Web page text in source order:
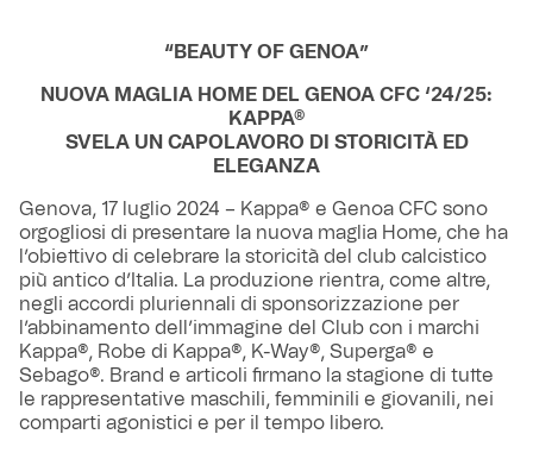
“BEAUTY OF GENOA”
NUOVA MAGLIA HOME DEL GENOA CFC ‘24/25:
KAPPA®
SVELA UN CAPOLAVORO DI STORICITÀ ED
ELEGANZA
Genova, 17 luglio 2024 – Kappa® e Genoa CFC sono
orgogliosi di presentare la nuova maglia Home, che ha
l’obiettivo di celebrare la storicità del club calcistico
più antico d’Italia. La produzione rientra, come altre,
negli accordi pluriennali di sponsorizzazione per
l’abbinamento dell’immagine del Club con i marchi
Kappa®, Robe di Kappa®, K-Way®, Superga® e
Sebago®. Brand e articoli firmano la stagione di tutte
le rappresentative maschili, femminili e giovanili, nei
comparti agonistici e per il tempo libero.